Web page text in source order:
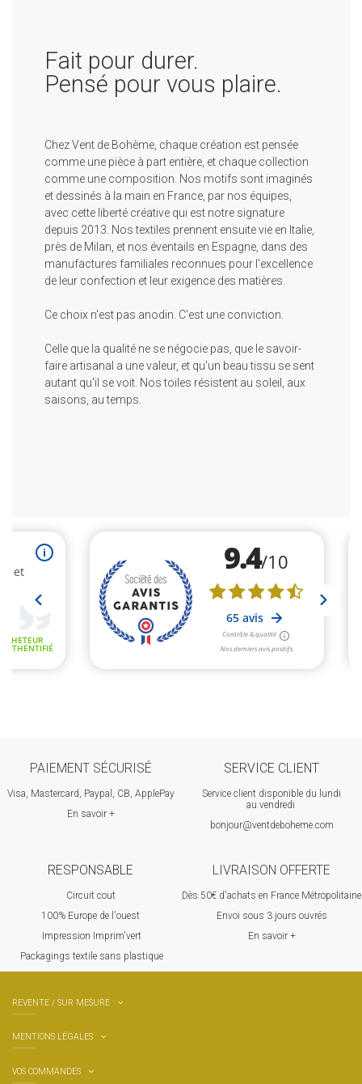
Fait pour durer.
Pensé pour vous plaire.
Chez Vent de Bohème, chaque création est pensée
comme une pièce à part entière, et chaque collection
comme une composition. Nos motifs sont imaginés
et dessinés à la main en France, par nos équipes,
avec cette liberté créative qui est notre signature
depuis 2013. Nos textiles prennent ensuite vie en Italie,
près de Milan, et nos éventails en Espagne, dans des
manufactures familiales reconnues pour l'excellence
de leur confection et leur exigence des matières.
Ce choix n'est pas anodin. C'est une conviction.
Celle que la qualité ne se négocie pas, que le savoir-
faire artisanal a une valeur, et qu'un beau tissu se sent
autant qu'il se voit. Nos toiles résistent au soleil, aux
saisons, au temps.
PAIEMENT SÉCURISÉ
Visa, Mastercard, Paypal, CB, ApplePay
En savoir +
SERVICE CLIENT
Service client disponible du lundi
au vendredi
bonjour@ventdeboheme.com
RESPONSABLE
Circuit cout
100% Europe de l'ouest
Impression Imprim'vert
Packagings textile sans plastique
LIVRAISON OFFERTE
Dès 50€ d'achats en France Métropolitaine
Envoi sous 3 jours ouvrés
En savoir +
REVENTE / SUR MESURE
MENTIONS LÉGALES
VOS COMMANDES